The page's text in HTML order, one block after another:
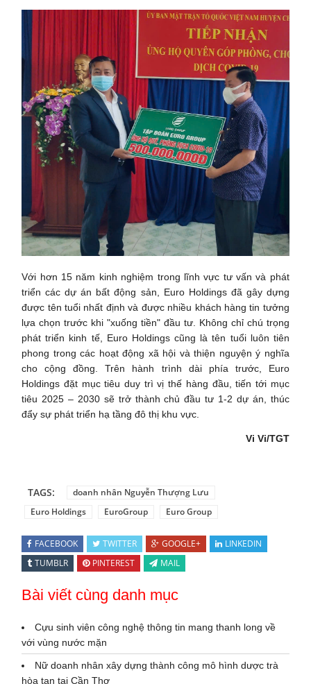
Với hơn 15 năm kinh nghiệm trong lĩnh vực tư vấn và phát
triển các dự án bất động sản, Euro Holdings đã gây dựng
được tên tuổi nhất định và được nhiều khách hàng tin tưởng
lựa chọn trước khi "xuống tiền" đầu tư. Không chỉ chú trọng
phát triển kinh tế, Euro Holdings cũng là tên tuổi luôn tiên
phong trong các hoạt động xã hội và thiện nguyện ý nghĩa
cho cộng đồng. Trên hành trình dài phía trước, Euro
Holdings đặt mục tiêu duy trì vị thế hàng đầu, tiến tới mục
tiêu 2025 – 2030 sẽ trở thành chủ đầu tư 1-2 dự án, thúc
đẩy sự phát triển hạ tầng đô thị khu vực.
Vi Vi/TGT
TAGS:
doanh nhân Nguyễn Thượng Lưu
Euro Holdings
EuroGroup Euro Group
FACEBOOK TWITTER GOOGLE+
LINKEDIN
TUMBLR
PINTEREST MAIL
Bài viết cùng danh mục
Cựu sinh viên công nghệ thông tin mang thanh long về
với vùng nước mặn
Nữ doanh nhân xây dựng thành công mô hình dược trà
hòa tan tại Cần Thơ